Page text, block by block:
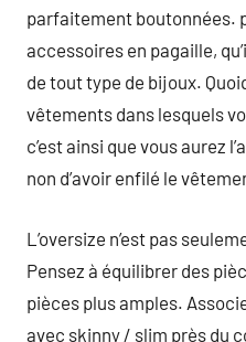
parfaitement boutonnées.
accessoires en pagaille,
de tout type de bijoux.
vêtements dans lesquels
c’est ainsi que vous aurez
non d’avoir enfilé le
L’oversize n’est pas
Pensez à équilibrer des
pièces plus amples.
avec skinny / slim près du